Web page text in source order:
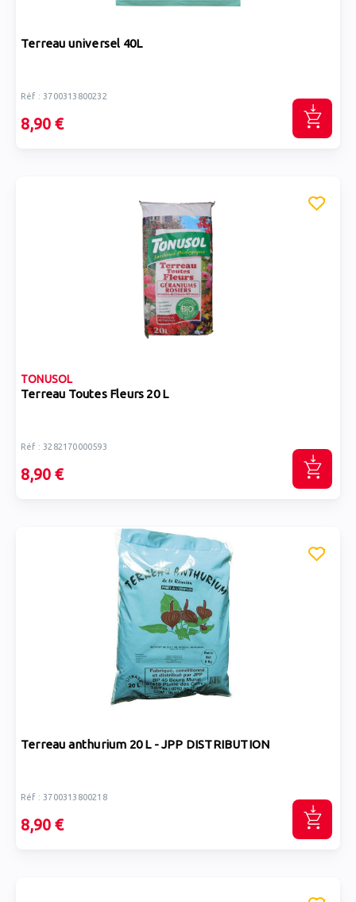
Terreau universel 40L
Réf : 3700313800232
8,90 €
TONUSOL
Terreau Toutes Fleurs 20 L
Réf : 3282170000593
8,90 €
Terreau anthurium 20 L - JPP DISTRIBUTION
Réf : 3700313800218
8,90 €